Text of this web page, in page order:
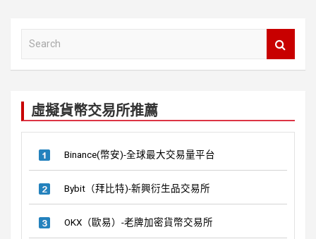
虛擬貨幣交易所推薦
Binance(幣安)-全球最大交易量平台
Bybit（拜比特)-新興衍生品交易所
OKX（歐易）-老牌加密貨幣交易所